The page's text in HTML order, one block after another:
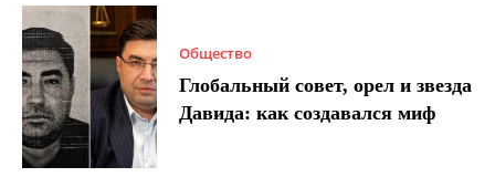
Общество
Глобальный совет, орел и звезда
Давида: как создавался миф